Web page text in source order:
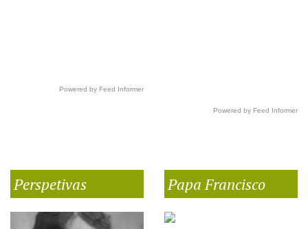
Powered by Feed Informer
Powered by Feed Informer
Perspetivas Papa Francisco